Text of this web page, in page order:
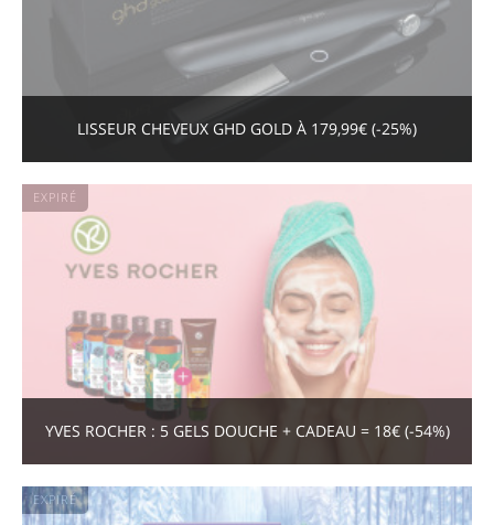
LISSEUR CHEVEUX GHD GOLD À 179,99€ (-25%)
EXPIRÉ
YVES ROCHER : 5 GELS DOUCHE + CADEAU = 18€ (-54%)
EXPIRÉ